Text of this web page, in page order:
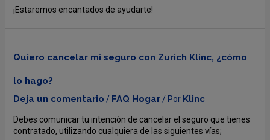
¡Estaremos encantados de ayudarte!
Quiero cancelar mi seguro con Zurich Klinc, ¿cómo
lo hago?
Deja un comentario / FAQ Hogar/ Por Klinc
Debes comunicar tu intención de cancelar el seguro que tienes
contratado, utilizando cualquiera de las siguientes vías;